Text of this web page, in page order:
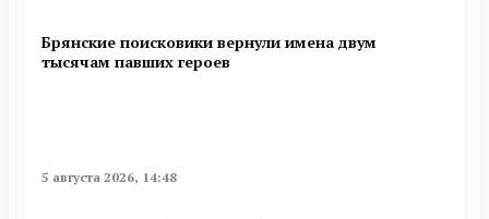
Брянские поисковики вернули имена двум
тысячам павших героев
5 августа 2026, 14:48